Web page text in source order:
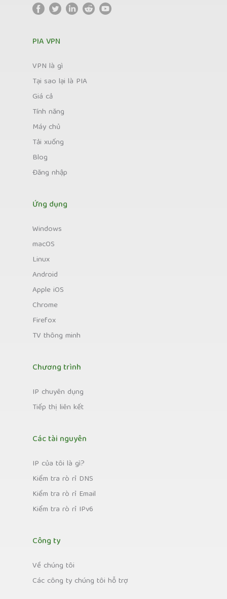
PIA VPN
VPN là gì
Tại sao lại là PIA
Giá cả
Tính năng
Máy chủ
Tải xuống
Blog
Đăng nhập
Ứng dụng
Windows
macOS
Linux
Android
Apple iOS
Chrome
Firefox
TV thông minh
Chương trình
IP chuyên dụng
Tiếp thị liên kết
Các tài nguyên
IP của tôi là gì?
Kiểm tra rò rỉ DNS
Kiểm tra rò rỉ Email
Kiểm tra rò rỉ IPv6
Công ty
Về chúng tôi
Các công ty chúng tôi hỗ trợ